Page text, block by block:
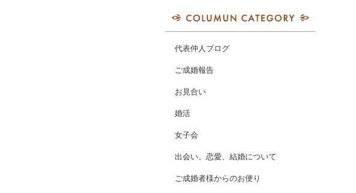
代表仲人ブログ
ご成婚報告
お見合い
婚活
女子会
出会い、恋愛、結婚について
ご成婚者様からのお便り